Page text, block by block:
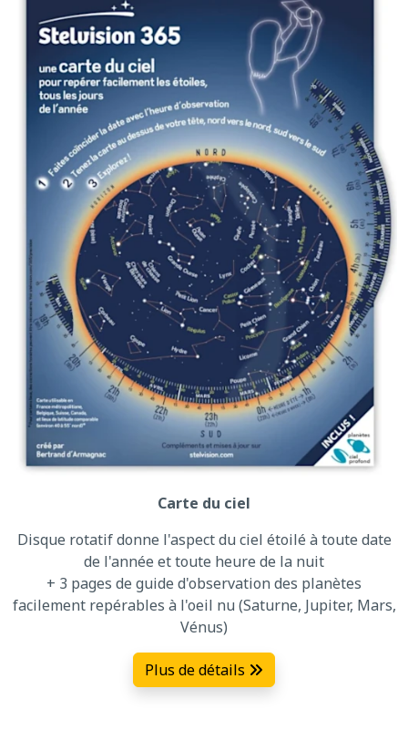
Carte du ciel
Disque rotatif donne l'aspect du ciel étoilé à toute date
de l'année et toute heure de la nuit
+ 3 pages de guide d'observation des planètes
facilement repérables à l'oeil nu (Saturne, Jupiter, Mars,
Vénus)
Plus de détails